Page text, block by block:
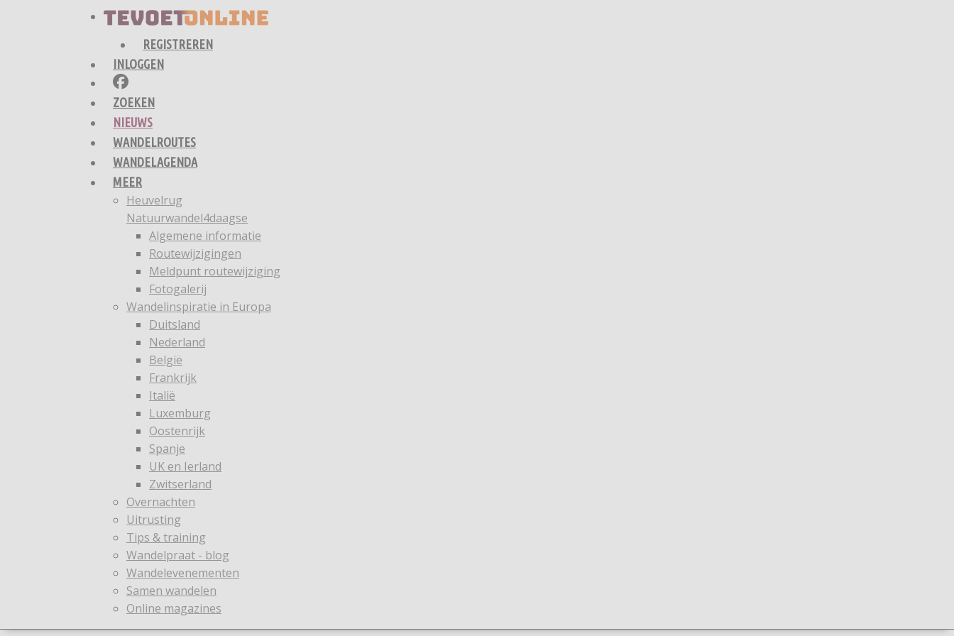
REGISTREREN
INLOGGEN
ZOEKEN
NIEUWS
WANDELROUTES
WANDELAGENDA
MEER
Heuvelrug
Natuurwandel4daagse
Algemene informatie
Routewijzigingen
Meldpunt routewijziging
Fotogalerij
Wandelinspiratie in Europa
Duitsland
Nederland
België
Frankrijk
Italië
Luxemburg
Oostenrijk
Spanje
UK en Ierland
Zwitserland
Overnachten
Uitrusting
Tips & training
Wandelpraat - blog
Wandelevenementen
Samen wandelen
Online magazines